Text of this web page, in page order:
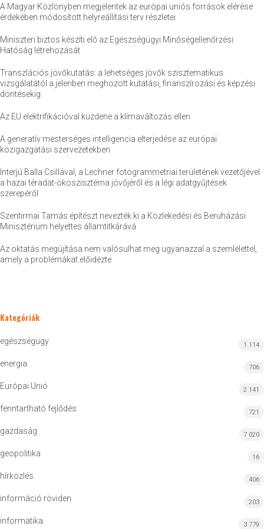
A Magyar Közlönyben megjelentek az európai uniós források elérése
érdekében módosított helyreállítási terv részletei
Miniszteri biztos készíti elő az Egészségügyi Minőségellenőrzési
Hatóság létrehozását
Transzlációs jövőkutatás: a lehetséges jövők szisztematikus
vizsgálatától a jelenben meghozott kutatási, finanszírozási és képzési
döntésekig
Az EU elektrifikációval küzdene a klímaváltozás ellen
A generatív mesterséges intelligencia elterjedése az európai
közigazgatási szervezetekben
Interjú Balla Csillával, a Lechner fotogrammetriai területének vezetőjével
a hazai téradat-ökoszisztéma jövőjéről és a légi adatgyűjtések
szerepéről
Szentirmai Tamás építészt nevezték ki a Közlekedési és Beruházási
Minisztérium helyettes államtitkárává
Az oktatás megújítása nem valósulhat meg ugyanazzal a szemlélettel,
amely a problémákat előidézte
Kategóriák
egészségügy 1 114
energia 706
Európai Unió 2 141
fenntartható fejlődés 721
gazdaság 7 020
geopolitika 16
hírközlés 406
információ röviden 203
informatika 3 779